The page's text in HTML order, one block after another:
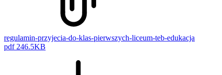
regulamin-przyjecia-do-klas-pierwszych-liceum-teb-edukacja
pdf 246.5KB